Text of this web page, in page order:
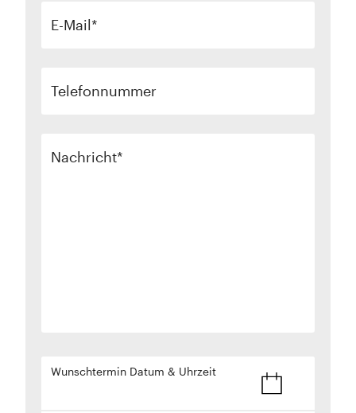
E-Mail
Telefonnummer
Nachricht
Wunschtermin Datum & Uhrzeit